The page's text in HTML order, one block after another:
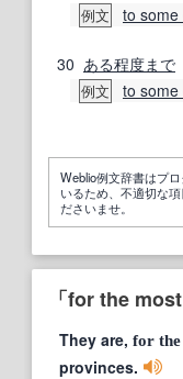
例文 to
30 ある程度まで
例文 to
Weblio例文辞書はプ
いるため、不適切な
ださいませ。
「for the
They are, for the
provinces.